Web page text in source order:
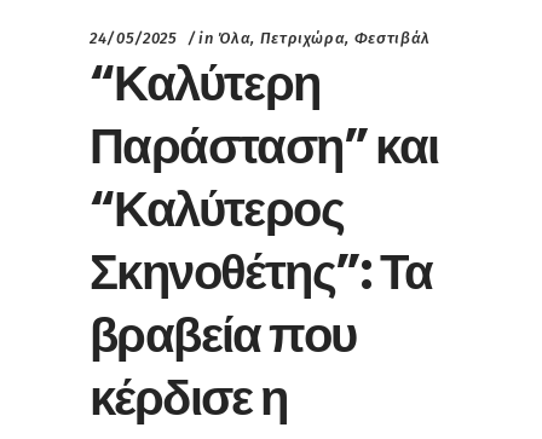
24/05/2025 in Όλα, Πετριχώρα, Φεστιβάλ
“Καλύτερη
Παράσταση” και
“Καλύτερος
Σκηνοθέτης”: Τα
βραβεία που
κέρδισε η